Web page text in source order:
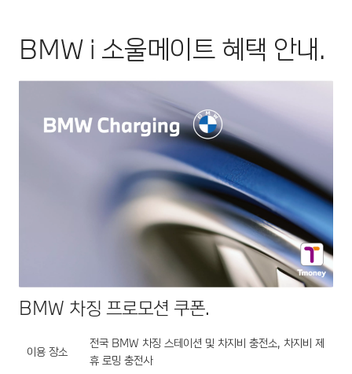
BMW i 소울메이트 혜택 안내.
BMW 차징 프로모션 쿠폰.
이용 장소
전국 BMW 차징 스테이션 및 차지비 충전소, 차지비 제
휴 로밍 충전사